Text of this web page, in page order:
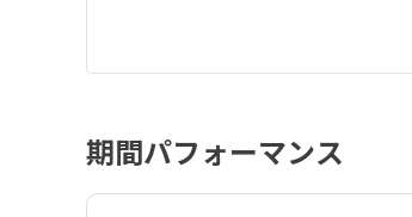
期間パフォーマンス